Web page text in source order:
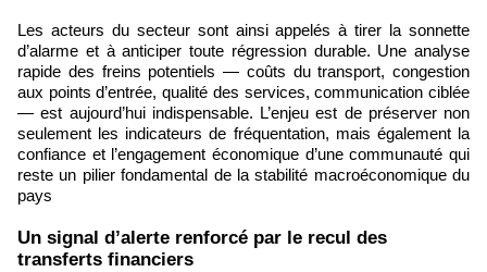
Les acteurs du secteur sont ainsi appelés à tirer la sonnette
d’alarme et à anticiper toute régression durable. Une analyse
rapide des freins potentiels — coûts du transport, congestion
aux points d’entrée, qualité des services, communication ciblée
— est aujourd’hui indispensable. L’enjeu est de préserver non
seulement les indicateurs de fréquentation, mais également la
confiance et l’engagement économique d’une communauté qui
reste un pilier fondamental de la stabilité macroéconomique du
pays
Un signal d’alerte renforcé par le recul des
transferts financiers